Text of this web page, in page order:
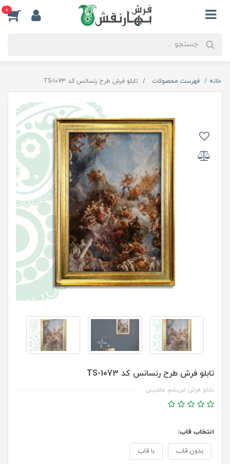
0
خانه فهرست محصولات تابلو فرش طرح رنسانس کد TS-1073
تابلو فرش طرح رنسانس کد TS-1073
تابلو فرش ابریشم ماشینی
انتخاب قاب:
بدون قاب با قاب